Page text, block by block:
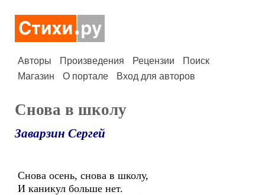
Авторы Произведения Рецензии
Поиск
Магазин
О портале Вход для авторов
Снова в школу
Заварзин Сергей
Снова осень, снова в школу,
И каникул больше нет.